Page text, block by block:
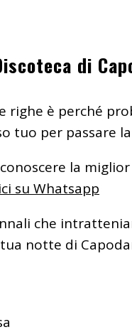
di
righe è perché
tuo per passare
la
su Whatsapp
che
notte di